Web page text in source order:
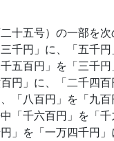
十五号）の一部を次
千円」に、「五千
五百円」を「三千円
円」に、「二千四
「八百円」を「九
「千六百円」を「
」を「一万四千円